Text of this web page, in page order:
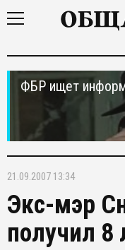
ФБР ищет
21.09.2007 13:34
Экс-мэр
получил 8